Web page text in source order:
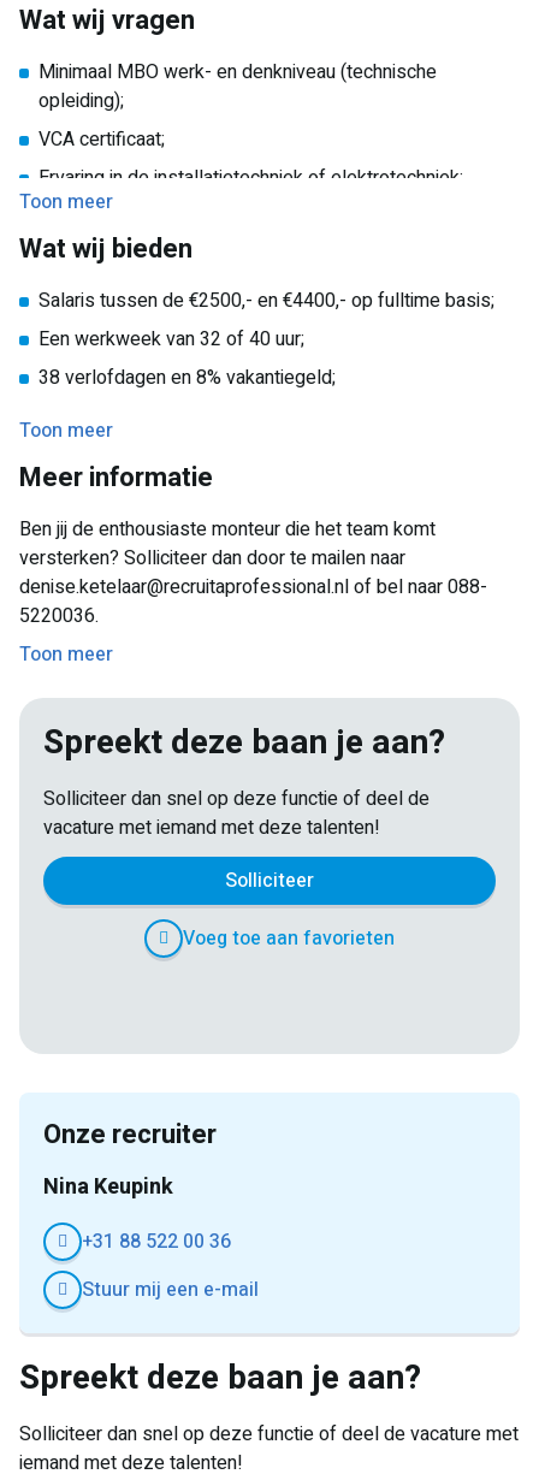
Wat wij vragen
Minimaal MBO werk- en denkniveau (technische
opleiding);
VCA certificaat;
Ervaring in de installatietechniek of elektrotechniek;
Bekendheid met normen voor installatieaanleg;
Beheersing van de Nederlandse taal;
Kennis van materialen en gereedschappen.
Toon meer
Wat wij bieden
Salaris tussen de €2500,- en €4400,- op fulltime basis;
Een werkweek van 32 of 40 uur;
38 verlofdagen en 8% vakantiegeld;
Uitstekende pensioensregeling;
Doorgroeimogelijkheden via de eigen academy.
Toon meer
Meer informatie
Ben jij de enthousiaste monteur die het team komt
versterken? Solliciteer dan door te mailen naar
denise.ketelaar@recruitaprofessional.nl of bel naar 088-
5220036.
Toon meer
Spreekt deze baan je aan?
Solliciteer dan snel op deze functie of deel de
vacature met iemand met deze talenten!
Solliciteer
Voeg toe aan favorieten
Onze recruiter
Nina Keupink
+31 88 522 00 36
Stuur mij een e-mail
Spreekt deze baan je aan?
Solliciteer dan snel op deze functie of deel de vacature met
iemand met deze talenten!